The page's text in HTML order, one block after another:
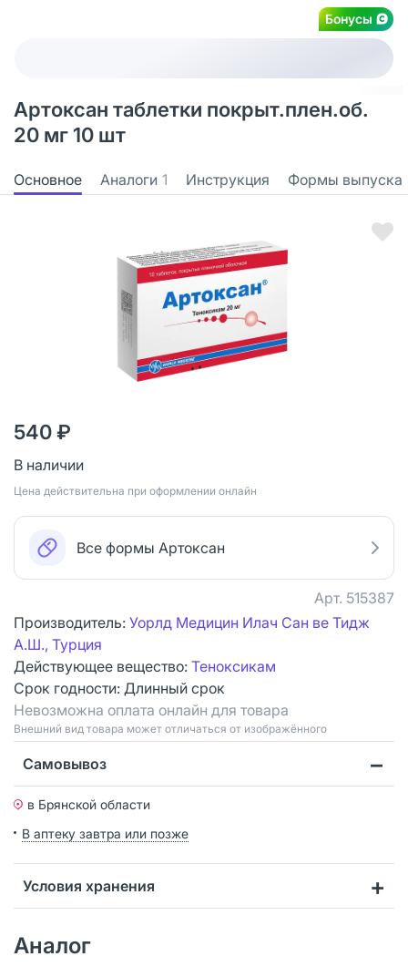
Бонусы
Артоксан таблетки покрыт.плен.об.
20 мг 10 шт
Основное Аналоги 1 Инструкция Формы выпуска
540 ₽
В наличии
Цена действительна при оформлении онлайн
Все формы Артоксан
Арт. 515387
Производитель: Уорлд Медицин Илач Сан ве Тидж
А.Ш., Турция
Действующее вещество: Теноксикам
Срок годности: Длинный срок
Невозможна оплата онлайн для товара
Bнешний вид товара может отличаться от изображённого
Самовывоз
в Брянской области
В аптеку завтра или позже
Условия хранения
Аналог